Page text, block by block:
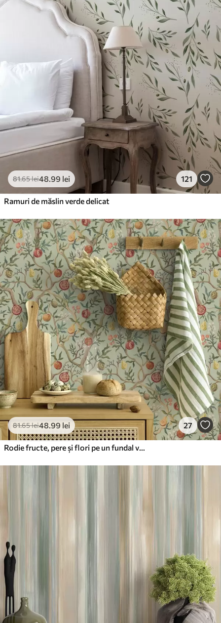
curățat cu apă.
Aplicare fără cusături
Materiale disponibile
166.6599.99lei/m²
Premium
220.02
Vinil Premium
250.00 150 .00 /m²
81.65lei48.99 lei 121
Ramuri de măslin verde delicat
81.65lei48.99 lei 27
Rodie fructe, pere și flori pe un fundal verde pal